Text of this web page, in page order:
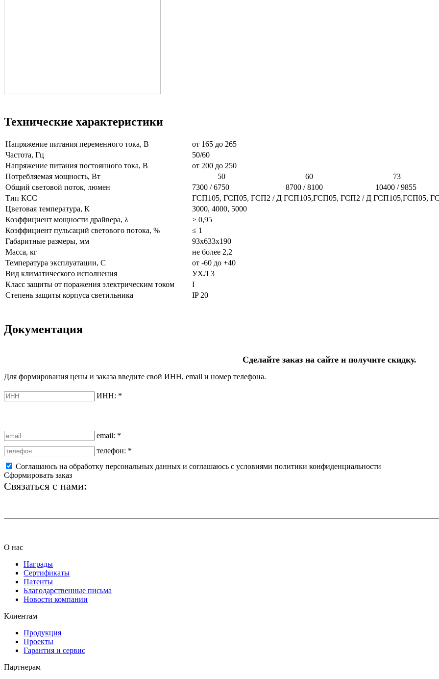
Технические характеристики
Напряжение питания переменного тока, В
от 165 до 265
Частота, Гц
50/60
Напряжение питания постоянного тока, В
от 200 до 250
Потребляемая мощность, Вт
50 60
73
Общий световой поток, люмен
7300 / 6750 8700 / 8100
10400 / 9855
Тип КСС
ГСП105, ГСП05, ГСП2 / Д ГСП105,ГСП05, ГСП2 / Д ГСП105,ГСП05,
Цветовая температура, К
3000, 4000, 5000
Коэффициент мощности драйвера, λ
≥ 0,95
Коэффициент пульсаций светового потока, %
≤ 1
Габаритные размеры, мм
93х633х190
Масса, кг
не более 2,2
Температура эксплуатации, С
от -60 до +40
Вид климатического исполнения
УХЛ 3
Класс защиты от поражения электрическим током
I
Степень защиты корпуса светильника
IP 20
Документация
Сделайте заказ на сайте и получите скидку.
Для формирования цены и заказа введите свой ИНН, email и номер телефона.
ИНН: *
email: *
телефон: *
Соглашаюсь на обработку персональных данных и соглашаюсь с условиями политики конфиденциальности
Сформировать заказ
Связаться с нами:
О нас
Награды
Сертификаты
Патенты
Благодарственные письма
Новости компании
Клиентам
Продукция
Проекты
Гарантия и сервис
Партнерам